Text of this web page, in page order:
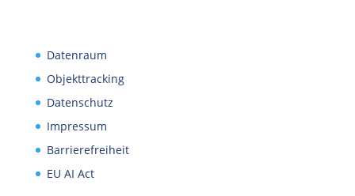
Datenraum
Objekttracking
Datenschutz
Impressum
Barrierefreiheit
EU AI Act